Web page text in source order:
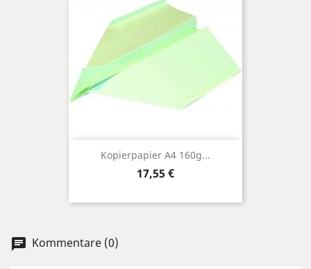
Kopierpapier A4 160g...
Preis
17,55 €
chat Kommentare (0)